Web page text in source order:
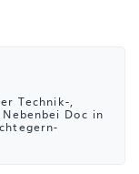
Technik-,
Doc in